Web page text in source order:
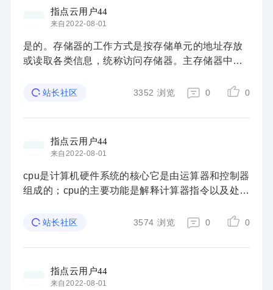
指点云用户44
来自2022-08-01
是的。存储器的工作方式是按存储单元的地址存放
或读取各类信息，统称访问存储器。主存储器中汇
能够存放一串二进制码表示的信息，该信息的总位
站长社区 3352 浏览 0 0
指点云用户44
来自2022-08-01
cpu是计算机硬件系统的核心它是由运算器和控制器
组成的；cpu的主要功能是解释计算器指令以及处理
算术和逻辑运算操作的部件，控制器是计算机的指
站长社区 3574 浏览 0 0
指点云用户44
来自2022-08-01